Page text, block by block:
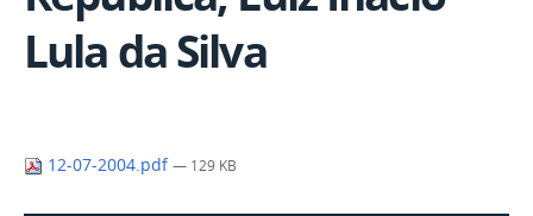
Lula da Silva
12-07-2004.pdf — 129 KB